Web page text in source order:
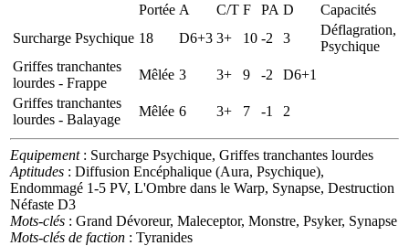
Portée A C/T F PA D
Capacités
Surcharge Psychique 18 D6+3 3+ 10 -2 3
Déflagration,
Psychique
Griffes tranchantes
lourdes - Frappe
Mêlée 3 3+ 9 -2
D6+1
Griffes tranchantes
lourdes - Balayage
Mêlée 6 3+ 7 -1 2
Equipement: Surcharge Psychique, Griffes tranchantes lourdes
Aptitudes : Diffusion Encéphalique (Aura, Psychique),
Endommagé 1-5 PV, L'Ombre dans le Warp, Synapse, Destruction
Néfaste D3
Mots-clés : Grand Dévoreur, Maleceptor, Monstre, Psyker, Synapse
Mots-clés de faction : Tyranides